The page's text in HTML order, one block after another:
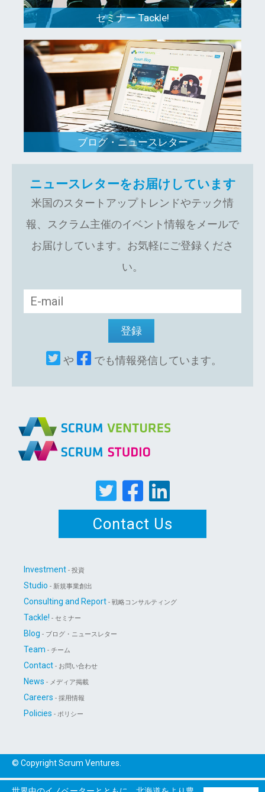
セミナー Tackle!
ブログ・ニュースレター
ニュースレターをお届けしています
米国のスタートアップトレンドやテック情
報、スクラム主催のイベント情報をメールで
お届けしています。お気軽にご登録くださ
い。
や でも情報発信しています。
Contact Us
Investment - 投資
Studio - 新規事業創出
Consulting and Report - 戦略コンサルティング
Tackle! - セミナー
Blog - ブログ・ニュースレター
Team - チーム
Contact - お問い合わせ
News - メディア掲載
Careers - 採用情報
Policies - ポリシー
© Copyright Scrum Ventures.